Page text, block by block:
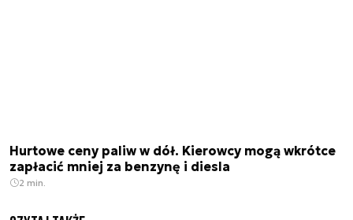
Hurtowe ceny paliw w dół. Kierowcy mogą wkrótce
zapłacić mniej za benzynę i diesla
2 min.